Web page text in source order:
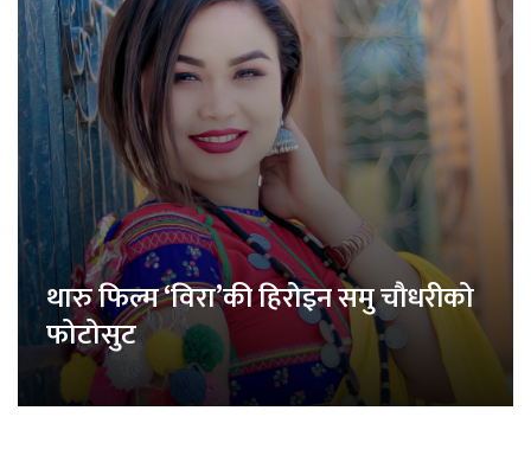
थारु फिल्म ‘विरा’की हिरोइन समु चौधरीको
फोटोसुट